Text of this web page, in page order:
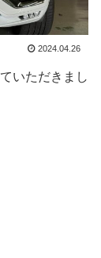
2024.04.26
いただきまし